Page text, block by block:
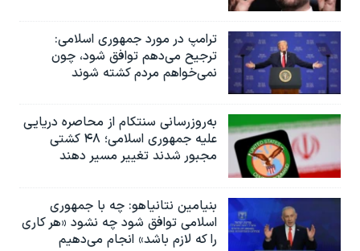
ترامپ در مورد جمهوری اسلامی:
ترجیح می‌دهم توافق شود، چون
نمی‌خواهم مردم کشته شوند
به‌روزرسانی سنتکام از محاصره دریایی
علیه جمهوری اسلامی؛ ۴۸ کشتی
مجبور شدند تغییر مسیر دهند
بنیامین نتانیاهو: چه با جمهوری
اسلامی توافق شود چه نشود «هر کاری
را که لازم باشد» انجام می‌دهیم